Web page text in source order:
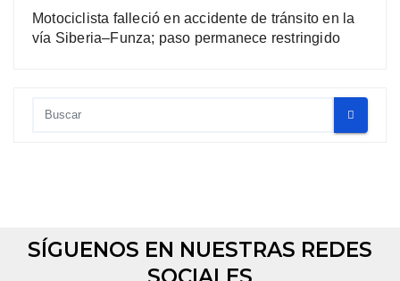
Motociclista falleció en accidente de tránsito en la
vía Siberia–Funza; paso permanece restringido
SÍGUENOS EN NUESTRAS REDES